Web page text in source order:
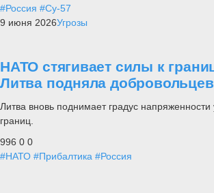
#Россия #Су-57
9 июня 2026Угрозы
НАТО стягивает силы к
Литва подняла
Литва вновь поднимает градус напряженности
границ.
996 0 0
#НАТО #Прибалтика #Россия